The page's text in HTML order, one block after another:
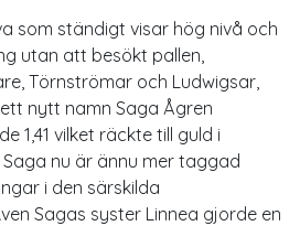
som ständigt visar hög nivå och
utan att besökt pallen,
Törnströmar och Ludwigsar,
nytt namn Saga Ågren
1,41 vilket räckte till guld i
Saga nu är ännu mer taggad
i den särskilda
Sagas syster Linnea gjorde en